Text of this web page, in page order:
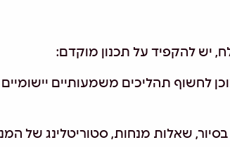
יש להקפיד על תכנון מוקדם:
לחשוף תהליכים משמעותיים
בסיור, שאלות מנחות, סטוריטלינג של